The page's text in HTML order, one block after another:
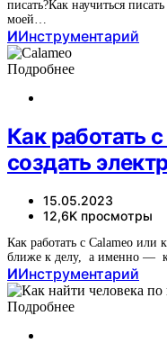
писать?Как научиться
моей…
ИИнструментарий
Подробнее
Как работать
создать
15.05.2023
12,6K просмотры
Как работать с Calameo или
ближе к делу, а именно —
ИИнструментарий
Подробнее